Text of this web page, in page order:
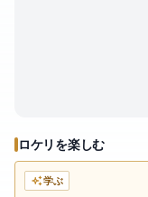
ロケリを楽しむ
学ぶ